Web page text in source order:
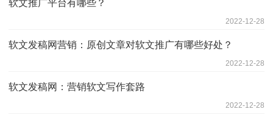
软文推广平台有哪些？
2022-12-28
软文发稿网营销：原创文章对软文推广有哪些好处？
2022-12-28
软文发稿网：营销软文写作套路
2022-12-28